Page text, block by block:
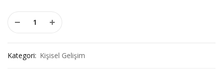
Hayat Bir Savaştır - Hakan Türk adet
Kategori: Kişisel Gelişim